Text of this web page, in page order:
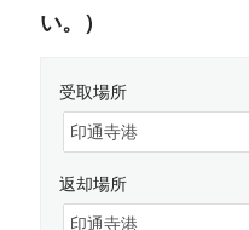
い。）
受取場所
返却場所